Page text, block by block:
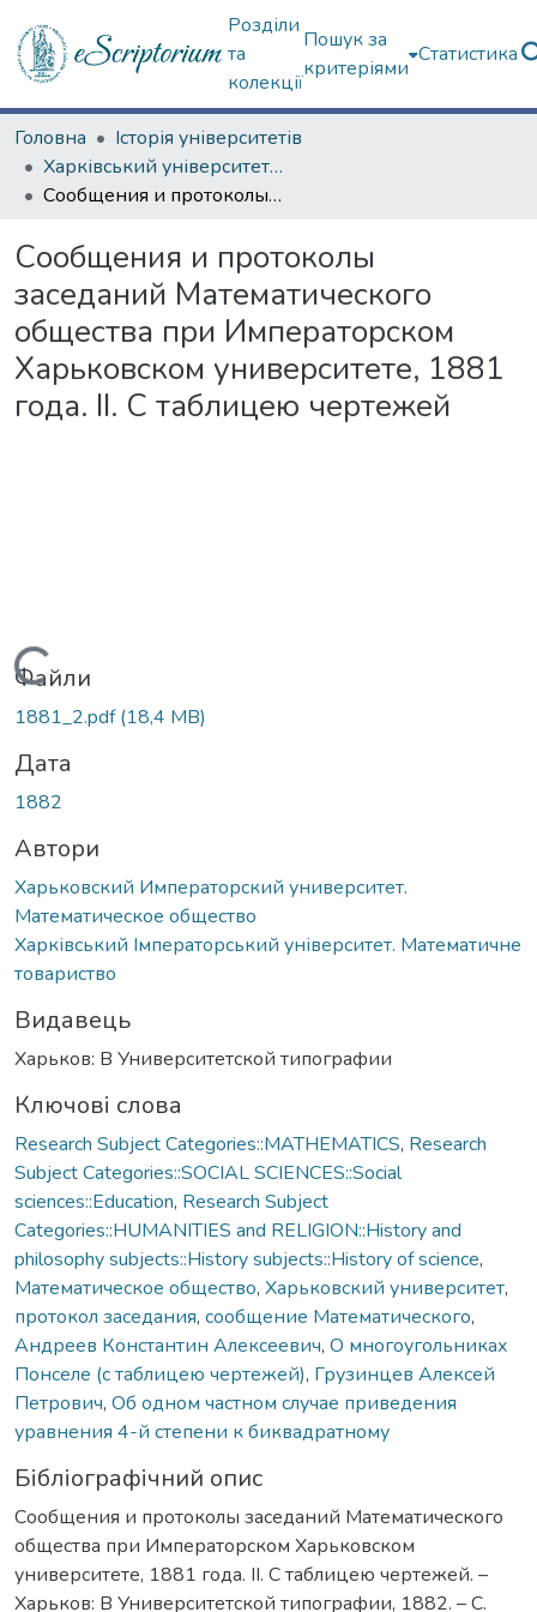
Розділи
та
колекції
Пошук за
критеріями
Статистика
Головна
Історія університетів
Харківський університет (до 217-річчя)
Сообщения и протоколы заседаний Математического общества при Императорском Харьковском университете, 1881 года. ІІ. С таблицею чертежей
Сообщения и протоколы
заседаний Математического
общества при Императорском
Харьковском университете, 1881
года. ІІ. С таблицею чертежей
Вантажиться...
Файли
1881_2.pdf(18,4 MB)
Дата
1882
Автори
Харьковский Императорский университет.
Математическое общество
Харківський Імператорський університет. Математичне
товариство
Видавець
Харьков: В Университетской типографии
Ключові слова
Research Subject Categories::MATHEMATICS, Research
Subject Categories::SOCIAL SCIENCES::Social
sciences::Education, Research Subject
Categories::HUMANITIES and RELIGION::History and
philosophy subjects::History subjects::History of science,
Математическое общество, Харьковский университет,
протокол заседания, сообщение Математического,
Андреев Константин Алексеевич, О многоугольниках
Понселе (с таблицею чертежей), Грузинцев Алексей
Петрович, Об одном частном случае приведения
уравнения 4-й степени к биквадратному
Бібліографічний опис
Сообщения и протоколы заседаний Математического
общества при Императорском Харьковском
университете, 1881 года. ІІ. С таблицею чертежей. –
Харьков: В Университетской типографии, 1882. – С.